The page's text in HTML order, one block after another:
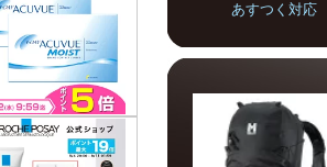
あすつく対応